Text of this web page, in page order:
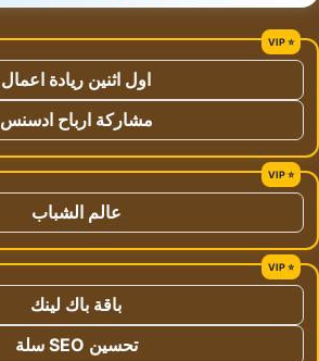
اول اثنين ريادة اعمال
مشاركة ارباح ادسنس
عالم الشباب
باقة باك لينك
تحسين SEO سلة